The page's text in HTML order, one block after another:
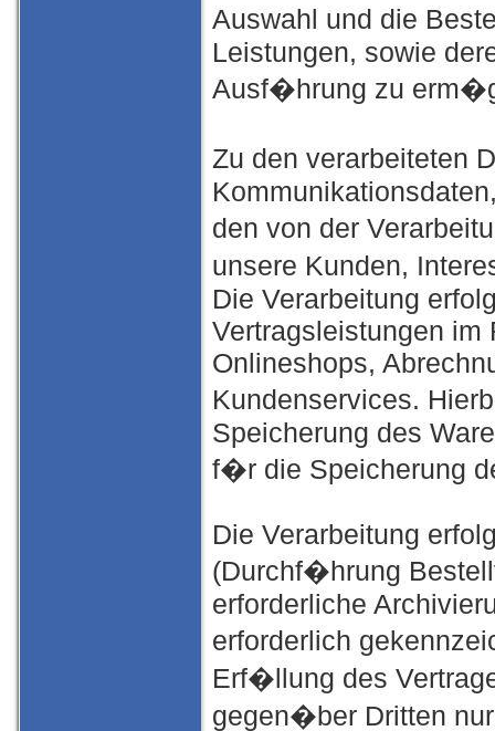
Auswahl und die
Leistungen, sowie
Ausf�hrung zu
Zu den verarbeiteten
den von der
unsere Kunden,
Die Verarbeitung
Vertragsleistungen im
Onlineshops,
Kundenservices.
Speicherung des
f�r die Speicherung
Die Verarbeitung
(Durchf�hrung
erforderliche
erforderlich
Erf�llung des
gegen�ber Dritten